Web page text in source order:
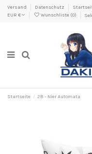
Versand Datenschutz
EUR €
Wunschliste (0)
Startseite 2B - Nier Automata